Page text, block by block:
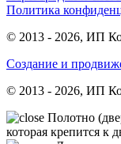
Политика
© 2013 - 2026, ИП
Создание и
© 2013 - 2026, ИП
Полотно
которая крепится к